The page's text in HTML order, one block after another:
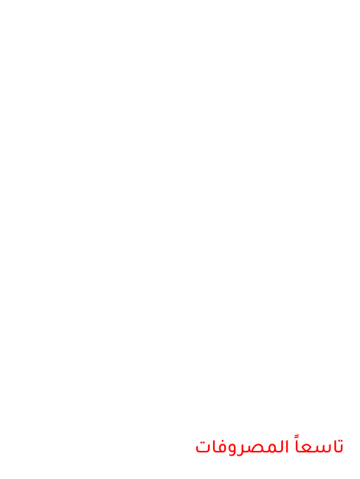
تاسعاً المصروفات